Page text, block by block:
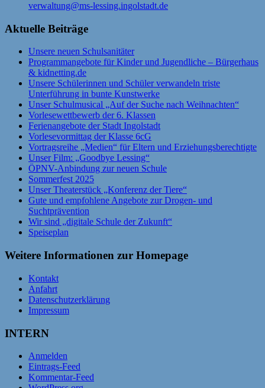
verwaltung@ms-lessing.ingolstadt.de
Aktuelle Beiträge
Unsere neuen Schulsanitäter
Programmangebote für Kinder und Jugendliche – Bürgerhaus
& kidnetting.de
Unsere Schülerinnen und Schüler verwandeln triste
Unterführung in bunte Kunstwerke
Unser Schulmusical „Auf der Suche nach Weihnachten“
Vorlesewettbewerb der 6. Klassen
Ferienangebote der Stadt Ingolstadt
Vorlesevormittag der Klasse 6cG
Vortragsreihe „Medien“ für Eltern und Erziehungsberechtigte
Unser Film: „Goodbye Lessing“
ÖPNV-Anbindung zur neuen Schule
Sommerfest 2025
Unser Theaterstück „Konferenz der Tiere“
Gute und empfohlene Angebote zur Drogen- und
Suchtprävention
Wir sind „digitale Schule der Zukunft“
Speiseplan
Weitere Informationen zur Homepage
Kontakt
Anfahrt
Datenschutzerklärung
Impressum
INTERN
Anmelden
Eintrags-Feed
Kommentar-Feed